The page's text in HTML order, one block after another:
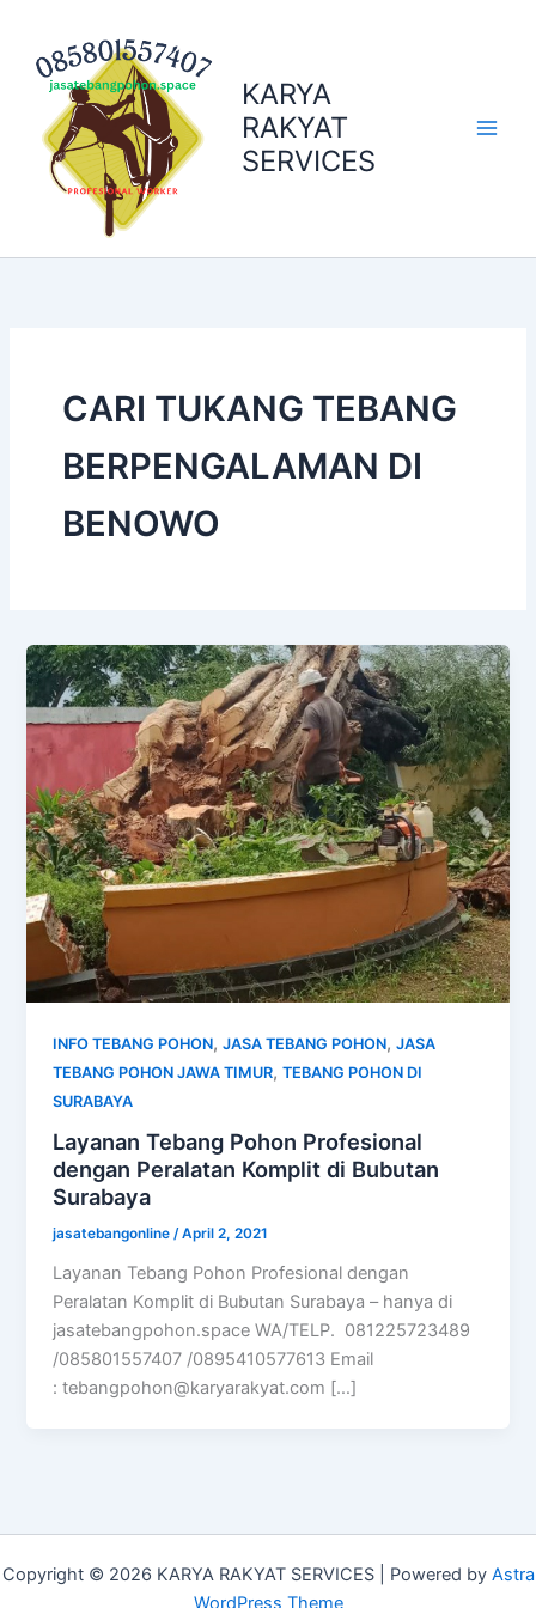
content
KARYA
RAKYAT
SERVICES
CARI TUKANG TEBANG
BERPENGALAMAN DI
BENOWO
INFO TEBANG POHON,JASA TEBANG POHON,JASA
TEBANG POHON JAWA TIMUR,TEBANG POHON DI
SURABAYA
Layanan Tebang Pohon Profesional
dengan Peralatan Komplit di Bubutan
Surabaya
jasatebangonline/April 2, 2021
Layanan Tebang Pohon Profesional dengan
Peralatan Komplit di Bubutan Surabaya – hanya di
jasatebangpohon.space WA/TELP. 081225723489
/085801557407 /0895410577613 Email
:tebangpohon@karyarakyat.com […]
Copyright © 2026 KARYA RAKYAT SERVICES | Powered by Astra
WordPress Theme